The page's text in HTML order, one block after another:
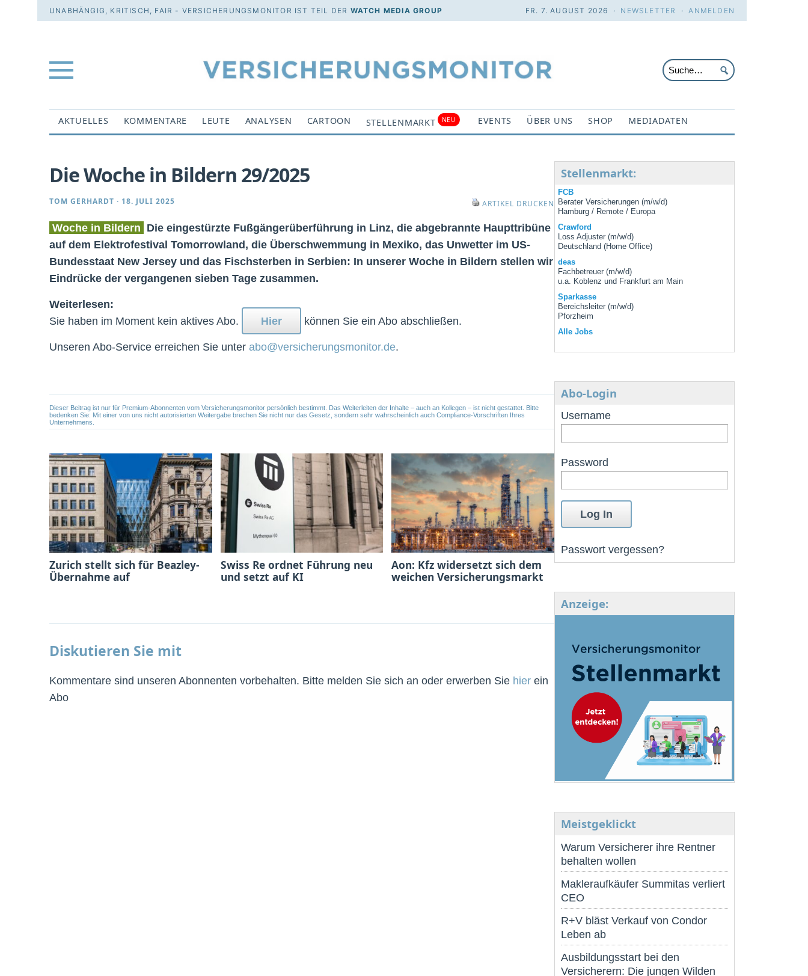
UNABHÄNGIG, KRITISCH, FAIR - VERSICHERUNGSMONITOR IST TEIL DER WATCH MEDIA GROUP FR. 7. AUGUST 2026 · NEWSLETTER ·ANMELDEN
AKTUELLES KOMMENTARE LEUTE ANALYSEN CARTOON STELLENMARKT NEU EVENTS ÜBER UNS SHOP MEDIADATEN
Die Woche in Bildern 29/2025
TOM GERHARDT · 18. JULI 2025 ARTIKEL DRUCKEN
Woche in Bildern Die eingestürzte Fußgängerüberführung in Linz, die abgebrannte Haupttribüne
auf dem Elektrofestival Tomorrowland, die Überschwemmung in Mexiko, das Unwetter im US-
Bundesstaat New Jersey und das Fischsterben in Serbien: In unserer Woche in Bildern stellen wir
Eindrücke der vergangenen sieben Tage zusammen.
Weiterlesen:
Sie haben im Moment kein aktives Abo.
Hier können Sie ein Abo abschließen.
Unseren Abo-Service erreichen Sie unter abo@versicherungsmonitor.de.
Dieser Beitrag ist nur für Premium-Abonnenten vom Versicherungsmonitor persönlich bestimmt. Das Weiterleiten der Inhalte – auch an Kollegen – ist nicht gestattet. Bitte
bedenken Sie: Mit einer von uns nicht autorisierten Weitergabe brechen Sie nicht nur das Gesetz, sondern sehr wahrscheinlich auch Compliance-Vorschriften Ihres
Unternehmens.
Zurich stellt sich für Beazley-
Übernahme auf
Swiss Re ordnet Führung neu
und setzt auf KI
Aon: Kfz widersetzt sich dem
weichen Versicherungsmarkt
Diskutieren Sie mit
Kommentare sind unseren Abonnenten vorbehalten. Bitte melden Sie sich an oder erwerben Sie hier ein
Abo
Stellenmarkt:
FCB
Berater Versicherungen (m/w/d)
Hamburg / Remote / Europa
Crawford
Loss Adjuster (m/w/d)
Deutschland (Home Office)
deas
Fachbetreuer (m/w/d)
u.a. Koblenz und Frankfurt am Main
Sparkasse
Bereichsleiter (m/w/d)
Pforzheim
Alle Jobs
Abo-Login
Username
Password
Passwort vergessen?
Anzeige:
Meistgeklickt
Warum Versicherer ihre Rentner
behalten wollen
Makleraufkäufer Summitas verliert
CEO
R+V bläst Verkauf von Condor
Leben ab
Ausbildungsstart bei den
Versicherern: Die jungen Wilden